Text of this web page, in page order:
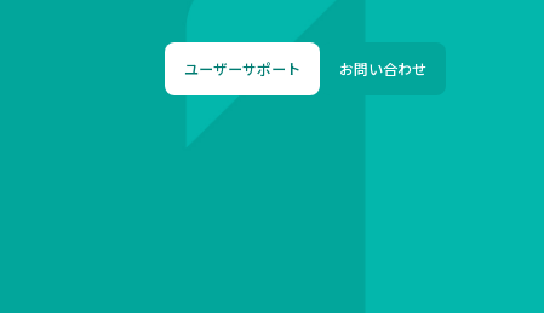
ユーザーサポート お問い合わせ